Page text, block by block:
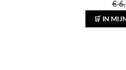
€
🛒 IN